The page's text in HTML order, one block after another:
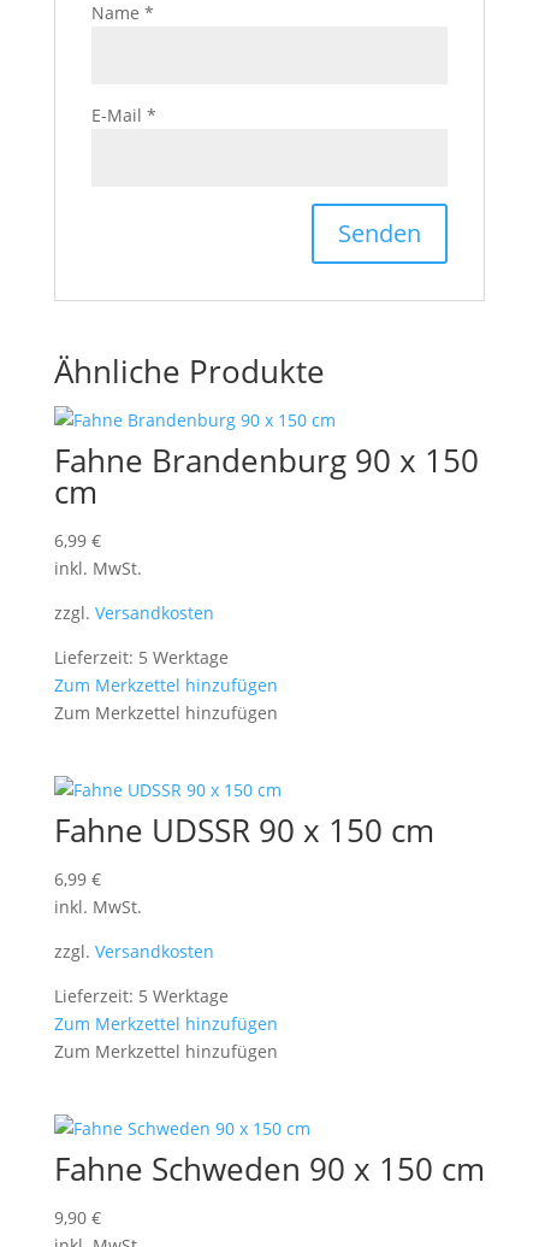
Name *
E-Mail *
Ähnliche Produkte
Fahne Brandenburg 90 x 150
cm
6,99 €
inkl. MwSt.
zzgl. Versandkosten
Lieferzeit: 5 Werktage
Zum Merkzettel hinzufügen
Zum Merkzettel hinzufügen
Fahne UDSSR 90 x 150 cm
6,99 €
inkl. MwSt.
zzgl. Versandkosten
Lieferzeit: 5 Werktage
Zum Merkzettel hinzufügen
Zum Merkzettel hinzufügen
Fahne Schweden 90 x 150 cm
9,90 €